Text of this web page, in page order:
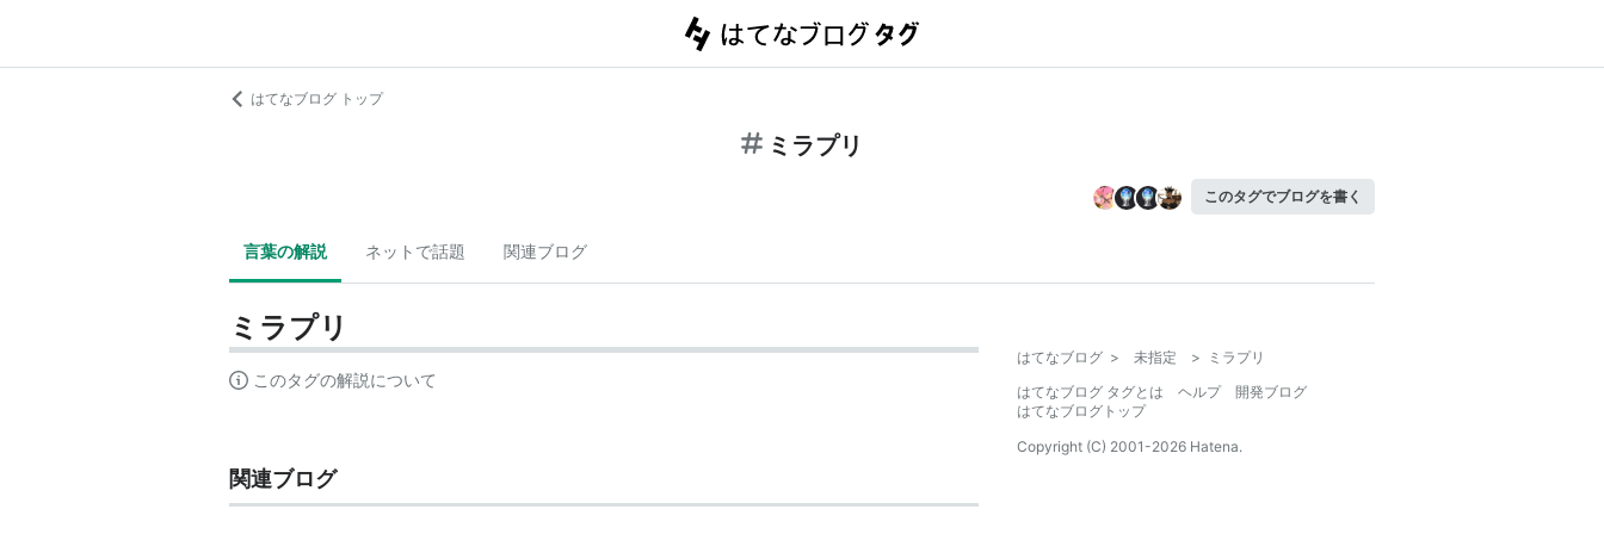
はてなブログ トップ
ミラプリ
このタグでブログを書く
言葉の解説 ネットで話題 関連ブログ
ミラプリ
このタグの解説について
関連ブログ
はてなブログ > 未指定 >
ミラプリ
はてなブログ タグとは
ヘルプ
開発ブログ
はてなブログトップ
Copyright (C) 2001-2026 Hatena.